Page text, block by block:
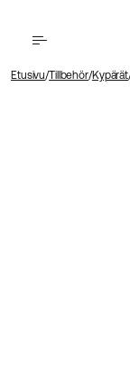
Etusivu Tillbehör Kypärät